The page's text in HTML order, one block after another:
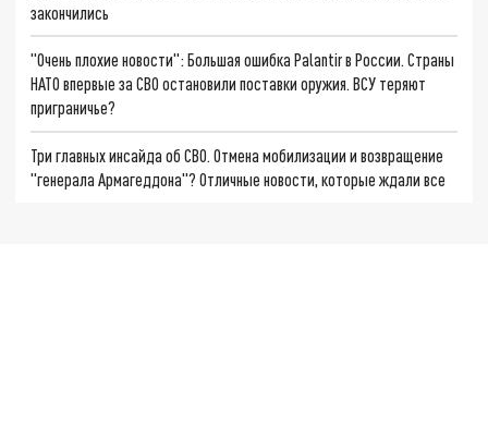
закончились
"Очень плохие новости": Большая ошибка Palantir в России. Страны
НАТО впервые за СВО остановили поставки оружия. ВСУ теряют
приграничье?
Три главных инсайда об СВО. Отмена мобилизации и возвращение
"генерала Армагеддона"? Отличные новости, которые ждали все